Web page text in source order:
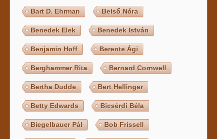
Bart D. Ehrman Belső Nóra
Benedek Elek Benedek István
Benjamin Hoff Berente Ági
Berghammer Rita Bernard Cornwell
Bertha Dudde Bert Hellinger
Betty Edwards Bicsérdi Béla
Biegelbauer Pál Bob Frissell